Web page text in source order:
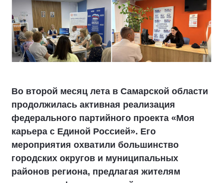
Во второй месяц лета в Самарской области
продолжилась активная реализация
федерального партийного проекта «Моя
карьера с Единой Россией». Его
мероприятия охватили большинство
городских округов и муниципальных
районов региона, предлагая жителям